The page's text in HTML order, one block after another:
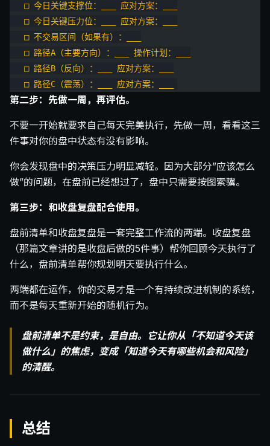
   □ 今日关键支撑位：___ 应对方案：___
   □ 今日关键压力位：___ 应对方案：___
   □ 不交易区间（如果有）：___
   □ 路径A（主要方向）：___ 操作计划：___
   □ 路径B（反向）：___ 应对方案：___
   □ 路径C（震荡）：___ 应对方案：___
第二步：先做一周，再评估。
不要一开始就要求自己每天完美执行，先做一周，看看这三
件事对你的盘中状态有没有影响。
你会发现盘中的决策压力明显减轻。因为大部分”应该怎么
做”的问题，在盘前已经想过了，盘中只需要按图索骥。
第三步：和收盘复盘配合使用。
盘前清单和收盘复盘是一套完整工作流的两端。收盘复盘
（那篇文章讲的是收盘后做的5件事）帮你回顾今天执行了
什么，盘前清单帮你规划明天要执行什么。
两端都在运作，你的交易才是一个有持续改进机制的系统，
而不是每天重新开始的随机行为。
盘前清单不是约束，是自由。它让你从「不知道今天该
做什么」的焦虑，变成「知道今天有哪些机会和风险」
的清醒。
总结